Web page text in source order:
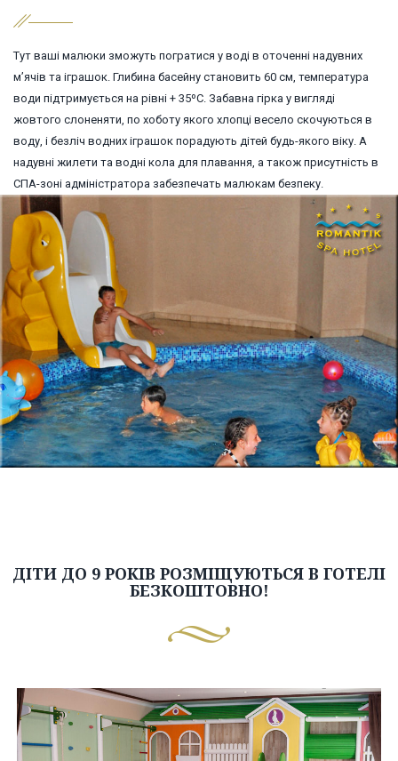
Тут ваші малюки зможуть погратися у воді в оточенні надувних
м’ячів та іграшок. Глибина басейну становить 60 см, температура
води підтримується на рівні + 35ºC. Забавна гірка у вигляді
жовтого слоненяти, по хоботу якого хлопці весело скочуються в
воду, і безліч водних іграшок порадують дітей будь-якого віку. А
надувні жилети та водні кола для плавання, а також присутність в
СПА-зоні адміністратора забезпечать малюкам безпеку.
ДІТИ ДО 9 РОКІВ РОЗМІЩУЮТЬСЯ В ГОТЕЛІ
БЕЗКОШТОВНО!